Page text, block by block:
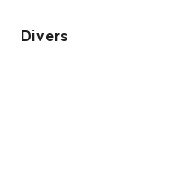
Divers